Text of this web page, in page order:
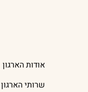
אודות הארגון
שרותי הארגון